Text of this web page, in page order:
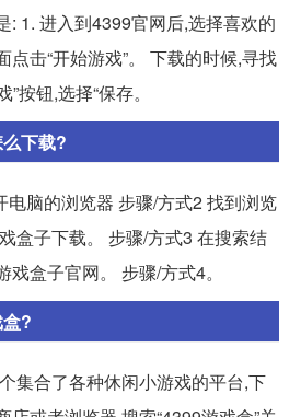
: 1. 进入到4399官网后,选择喜欢的
点击“开始游戏”。 下载的时候,寻找
按钮,选择“保存。
下载?
电脑的浏览器 步骤/方式2 找到浏览
盒子下载。 步骤/方式3 在搜索结
盒子官网。 步骤/方式4。
?
集合了各种休闲小游戏的平台,下